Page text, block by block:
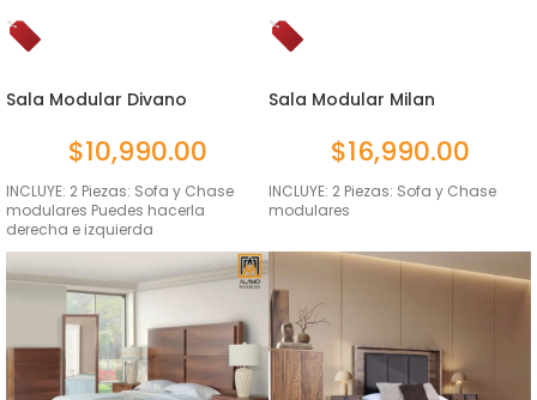
Sala Modular Divano
$10,990.00
INCLUYE: 2 Piezas: Sofa y Chase
modulares Puedes hacerla
derecha e izquierda
Sala Modular Milan
$16,990.00
INCLUYE: 2 Piezas: Sofa y Chase
modulares